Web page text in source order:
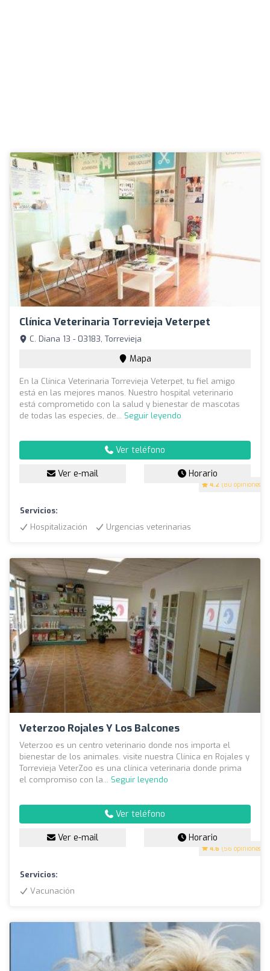
Clínica Veterinaria Torrevieja Veterpet
4.2 (80 opiniones)
C. Diana 13 - 03183, Torrevieja
Mapa
En la Clínica Veterinaria Torrevieja Veterpet, tu fiel amigo
está en las mejores manos. Nuestro hospital veterinario
está comprometido con la salud y bienestar de mascotas
de todas las especies, de... Seguir leyendo
Ver teléfono
Ver e-mail Horario
Servicios:
Hospitalización
Urgencias veterinarias
Veterzoo Rojales Y Los Balcones
4.6 (56 opiniones)
Veterzoo es un centro veterinario donde nos importa el
bienestar de los animales. visite nuestra Clínica en Rojales y
Torrevieja VeterZoo es una clínica veterinaria donde prima
el compromiso con la... Seguir leyendo
Ver teléfono
Ver e-mail Horario
Servicios:
Vacunación